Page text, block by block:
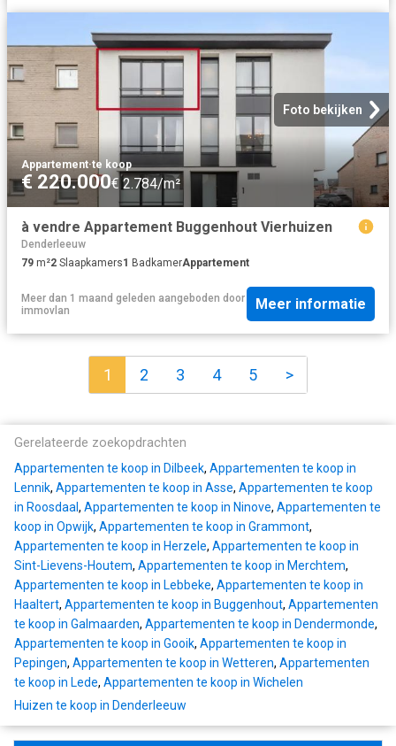
Foto bekijken
Appartement·te koop
€ 220.000€ 2.784/m²
à vendre Appartement Buggenhout Vierhuizen
Denderleeuw
79 m²2 Slaapkamers1 BadkamerAppartement
Meer dan 1 maand geleden aangeboden door
immovlan
Meer informatie
1 2 3 4 5 >
Gerelateerde zoekopdrachten
Appartementen te koop in Dilbeek, Appartementen te koop in
Lennik, Appartementen te koop in Asse, Appartementen te koop
in Roosdaal, Appartementen te koop in Ninove, Appartementen te
koop in Opwijk, Appartementen te koop in Grammont,
Appartementen te koop in Herzele, Appartementen te koop in
Sint-Lievens-Houtem, Appartementen te koop in Merchtem,
Appartementen te koop in Lebbeke, Appartementen te koop in
Haaltert, Appartementen te koop in Buggenhout, Appartementen
te koop in Galmaarden, Appartementen te koop in Dendermonde,
Appartementen te koop in Gooik, Appartementen te koop in
Pepingen, Appartementen te koop in Wetteren, Appartementen
te koop in Lede, Appartementen te koop in Wichelen
Huizen te koop in Denderleeuw